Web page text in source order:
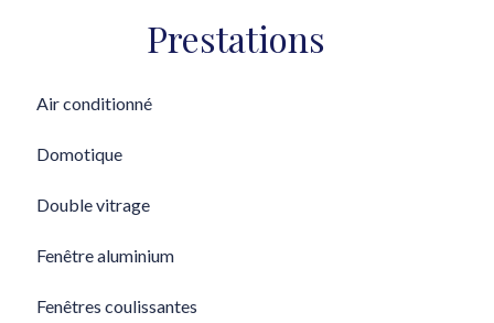
Prestations
Air conditionné
Domotique
Double vitrage
Fenêtre aluminium
Fenêtres coulissantes